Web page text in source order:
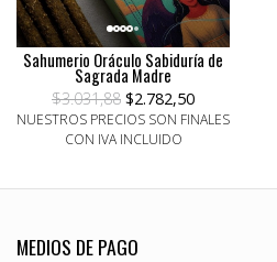
Sahumerio Oráculo Sabiduría de
Sagrada Madre
$3.031,88 $2.782,50
NUESTROS PRECIOS SON FINALES
CON IVA INCLUIDO
MEDIOS DE PAGO